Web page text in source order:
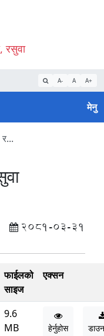
रसुवा
A- A A+
मेनु
2081-03-31
फाईलको
साइज
एक्सन
9.6
MB
हेर्नुहोस